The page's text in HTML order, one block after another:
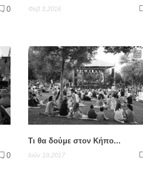
0 Φεβ 3,2016
0
Τι θα δούμε στον Κήπο...
Ιούν 19,2017